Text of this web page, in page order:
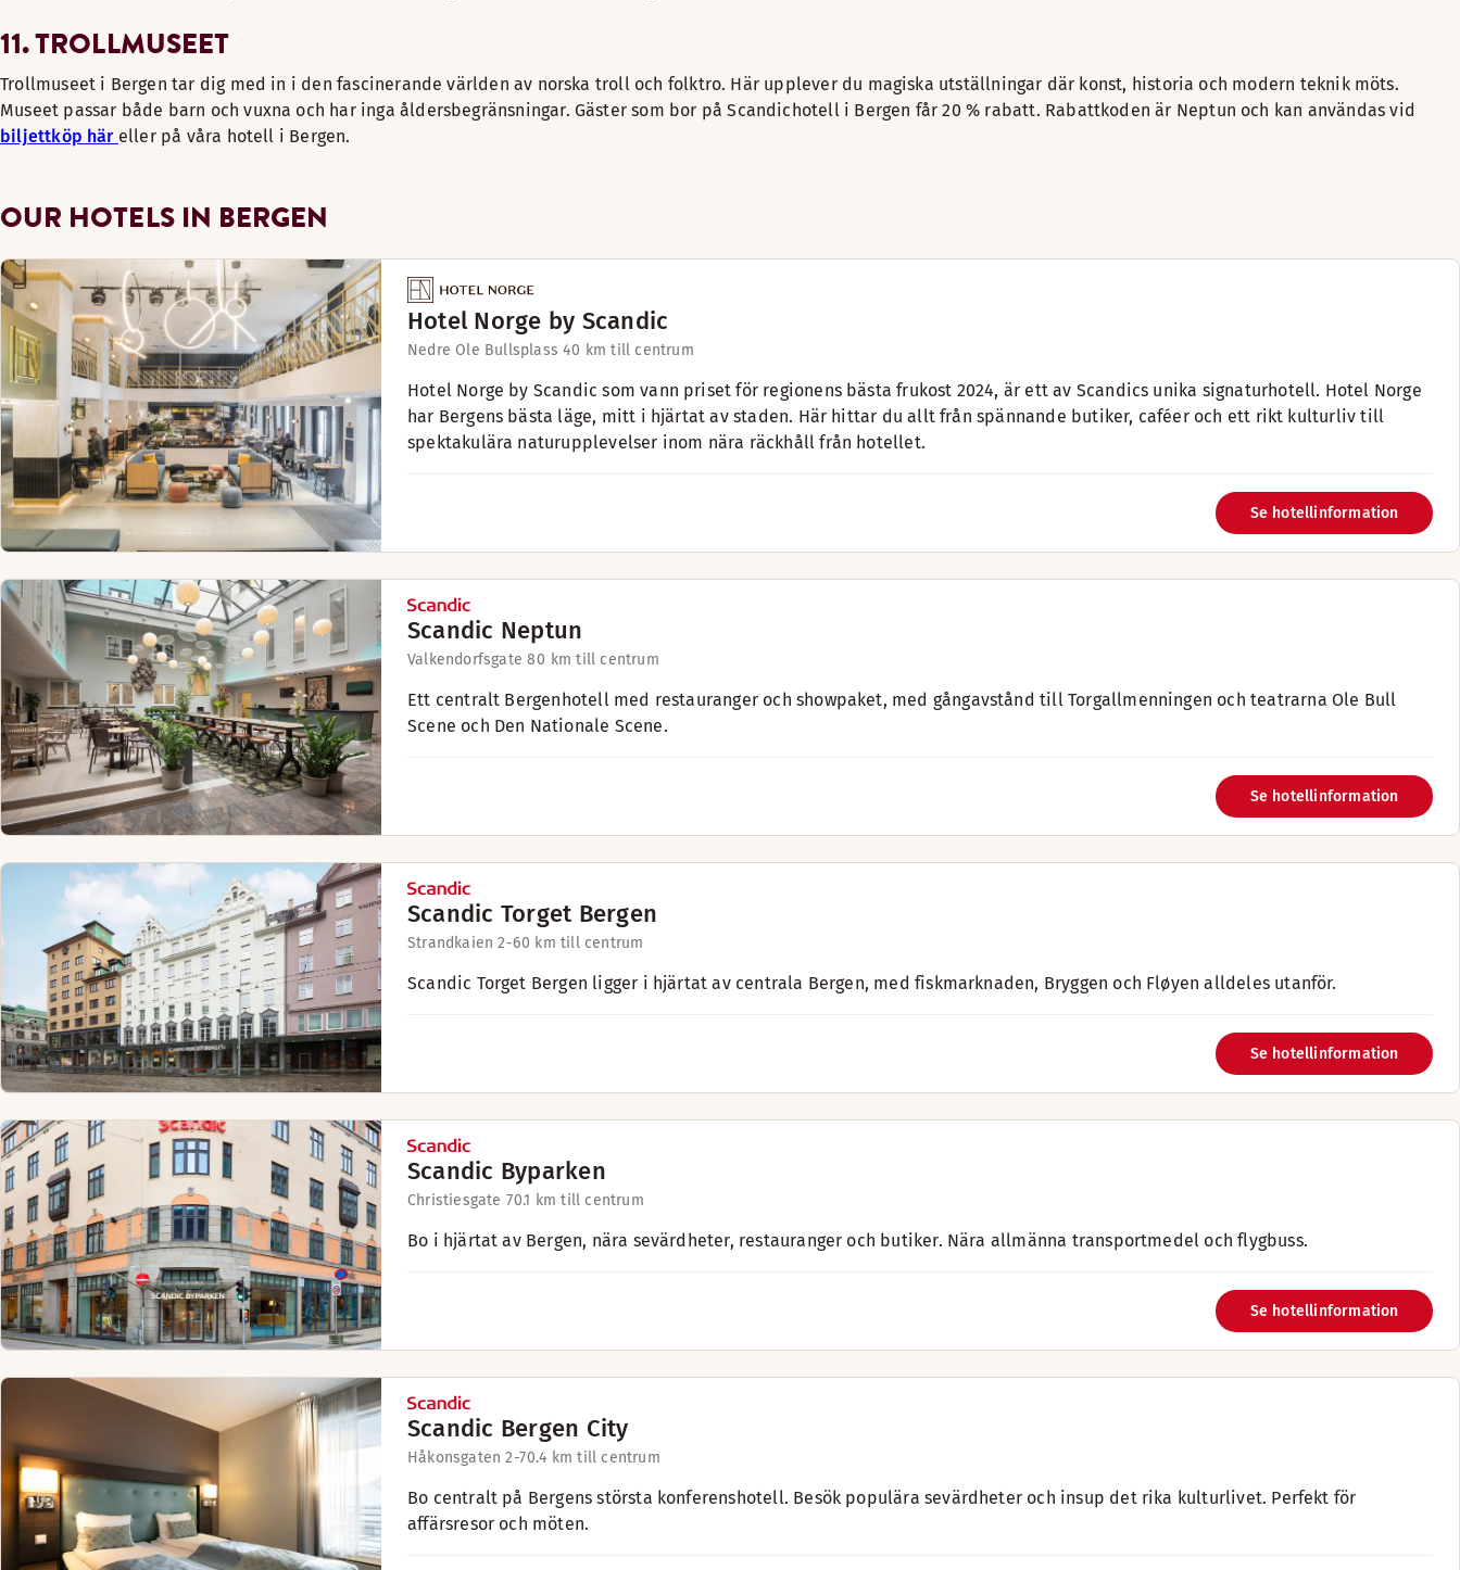
11. TROLLMUSEET
Trollmuseet i Bergen tar dig med in i den fascinerande världen av norska troll och folktro. Här upplever du magiska utställningar där konst, historia och modern teknik möts.
Museet passar både barn och vuxna och har inga åldersbegränsningar. Gäster som bor på Scandichotell i Bergen får 20 % rabatt. Rabattkoden är Neptun och kan användas vid
biljettköp här eller på våra hotell i Bergen.
OUR HOTELS IN BERGEN
Hotel Norge by Scandic
Nedre Ole Bullsplass 40 km till centrum
Hotel Norge by Scandic som vann priset för regionens bästa frukost 2024, är ett av Scandics unika signaturhotell. Hotel Norge
har Bergens bästa läge, mitt i hjärtat av staden. Här hittar du allt från spännande butiker, caféer och ett rikt kulturliv till
spektakulära naturupplevelser inom nära räckhåll från hotellet.
Se hotellinformation
Scandic Neptun
Valkendorfsgate 80 km till centrum
Ett centralt Bergenhotell med restauranger och showpaket, med gångavstånd till Torgallmenningen och teatrarna Ole Bull
Scene och Den Nationale Scene.
Se hotellinformation
Scandic Torget Bergen
Strandkaien 2-60 km till centrum
Scandic Torget Bergen ligger i hjärtat av centrala Bergen, med fiskmarknaden, Bryggen och Fløyen alldeles utanför.
Se hotellinformation
Scandic Byparken
Christiesgate 70.1 km till centrum
Bo i hjärtat av Bergen, nära sevärdheter, restauranger och butiker. Nära allmänna transportmedel och flygbuss.
Se hotellinformation
Scandic Bergen City
Håkonsgaten 2-70.4 km till centrum
Bo centralt på Bergens största konferenshotell. Besök populära sevärdheter och insup det rika kulturlivet. Perfekt för
affärsresor och möten.